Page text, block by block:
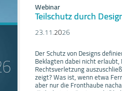
Webinar
Teilschutz durch
23.11.2026
Der Schutz von Designs
Beklagten dabei nicht
Rechtsverletzung
zeigt? Was ist, wenn etwa
aber nur die Fronthaube